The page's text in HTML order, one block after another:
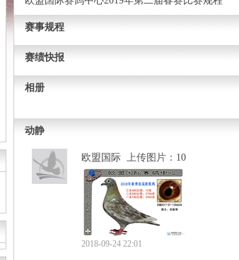
赛事规程
赛绩快报
相册
动静
欧盟国际 上传图片： 10
2018-09-24 22:01